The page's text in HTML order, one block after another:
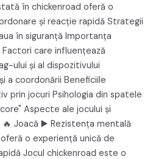
în chickenroad oferă o
și reacție rapidă Strategii
în siguranță Importanța
Factori care influențează
ului și al dispozitivului
a coordonării Beneficiile
prin jocuri Psihologia din spatele
Aspecte ale jocului și
Joacă ▶️ Rezistența mentală
o experiență unică de
Jocul chickenroad este o